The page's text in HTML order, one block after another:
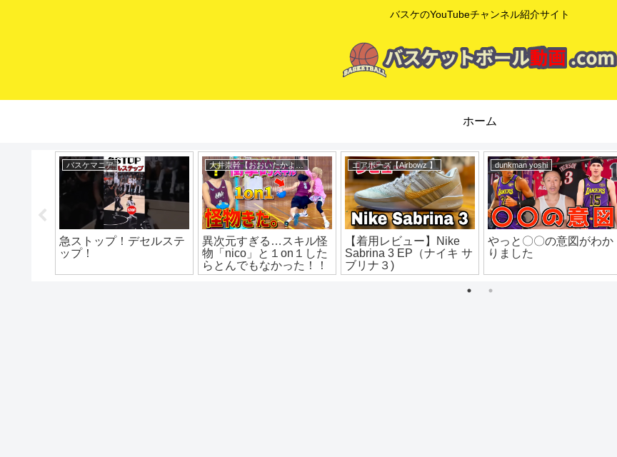
バスケのYouTubeチャンネル紹介サイト
ホーム
mituaki TV
ローポスト攻め方3選
eHoops / イー・フープス
カーメロ･アンソニー本
人によるクイックシュー
トの極意
mituaki TV
【知らなきゃ超損…】リ
バウンドのコツと超効果
的な練習法を解説！ ミ
ニバス練習 ミニバス上
jordan327theworld
【NBA】「ドリームシェ
イク」は1on1最強の必殺
技